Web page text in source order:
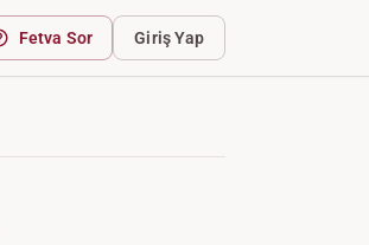
Fetva Sor Giriş Yap